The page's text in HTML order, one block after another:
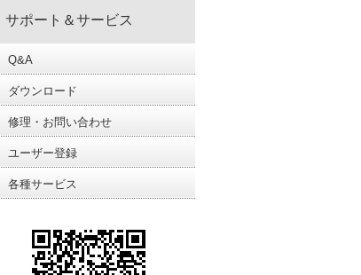
サポート＆サービス
Q&A
ダウンロード
修理・お問い合わせ
ユーザー登録
各種サービス